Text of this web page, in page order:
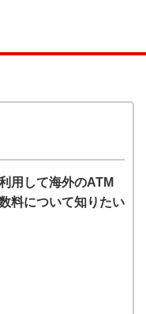
用して海外のATM
料について知りたい